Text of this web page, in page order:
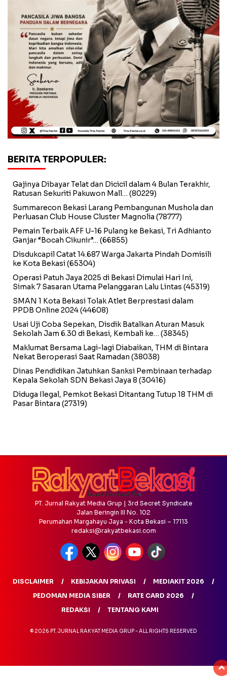
BERITA TERPOPULER:
Gajinya Dibayar Telat dan Dicicil dalam 4 Bulan Terakhir,
Ratusan Sekuriti Pakuwon Mall… (80229)
Summarecon Bekasi Larang Pembangunan Mushola dan
Perluasan Club House Cluster Magnolia (78777)
Pemain Terbaik AFF U-16 Pulang ke Bekasi, Tri Adhianto
Ganjar “Bocah Cikunir”… (66855)
Disdukcapil Catat 14.687 Warga Jakarta Pindah Domisili
ke Kota Bekasi(65304)
Operasi Patuh Jaya 2025 di Bekasi Dimulai Hari Ini,
Simak 7 Sasaran Utama Pelanggaran Lalu Lintas (45319)
SMAN 1 Kota Bekasi Tolak Atlet Berprestasi dalam
PPDB Online 2024(44608)
Usai Uji Coba Sepekan, Disdik Batalkan Aturan Masuk
Sekolah Jam 6.30 di Bekasi, Kembali ke… (38345)
Maklumat Bersama Lagi-lagi Diabaikan, THM di Bintara
Nekat Beroperasi Saat Ramadan (38038)
Dinas Pendidikan Jatuhkan Sanksi Pembinaan terhadap
Kepala Sekolah SDN Bekasi Jaya 8 (30416)
Diduga Ilegal, Pemkot Bekasi Ditantang Tutup 18 THM di
Pasar Bintara (27319)
PT. Jurnal Rakyat Media Grup | 3rd Secret Syndicate
Jalan Beringin III No. 102
Perumahan Margahayu Jaya - Kota Bekasi – 17113
redaksi@rakyatbekasi.com
DISCLAIMER KEBIJAKAN PRIVASI
MEDIAKIT 2026
PEDOMAN MEDIA SIBER
RATE CARD 2026
REDAKSI
TENTANG KAMI
© 2026 PT. JURNAL RAKYAT MEDIA GRUP - ALL RIGHTS RESERVED